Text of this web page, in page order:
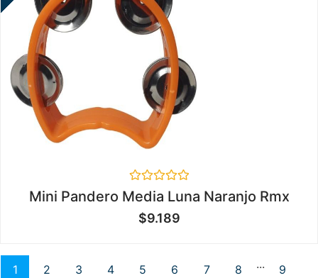
Valorado
en
de
Mini Pandero Media Luna Naranjo Rmx
$9.189
1 2 3 4 5 6 7 8 ... 9